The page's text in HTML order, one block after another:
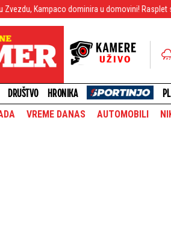
u domovini! Rasplet se polako bliži
DRUŠTVO HRONIKA
VREME DANAS AUTOMOBILI